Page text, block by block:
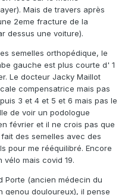
Mais de travers après
2eme fracture de la
dessus une voiture).
semelles orthopédique, le
gauche est plus courte d' 1
Le docteur Jacky Maillot
compensatrice mais pas
3 et 4 et 5 et 6 mais pas le
de voir un podologue
février et il ne crois pas que
des semelles avec des
pour me rééquilibré. Encore
mais covid 19.
Porte (ancien médecin du
genou douloureux), il pense